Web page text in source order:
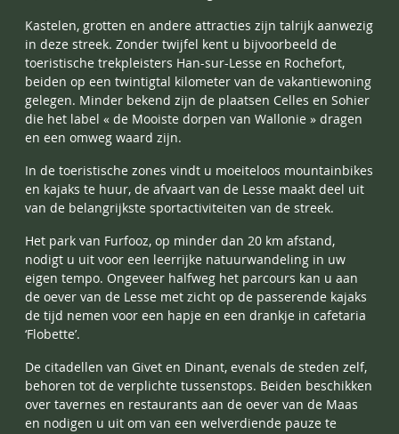
Kastelen, grotten en andere attracties zijn talrijk aanwezig
in deze streek. Zonder twijfel kent u bijvoorbeeld de
toeristische trekpleisters Han-sur-Lesse en Rochefort,
beiden op een twintigtal kilometer van de vakantiewoning
gelegen. Minder bekend zijn de plaatsen Celles en Sohier
die het label « de Mooiste dorpen van Wallonie » dragen
en een omweg waard zijn.
In de toeristische zones vindt u moeiteloos mountainbikes
en kajaks te huur, de afvaart van de Lesse maakt deel uit
van de belangrijkste sportactiviteiten van de streek.
Het park van Furfooz, op minder dan 20 km afstand,
nodigt u uit voor een leerrijke natuurwandeling in uw
eigen tempo. Ongeveer halfweg het parcours kan u aan
de oever van de Lesse met zicht op de passerende kajaks
de tijd nemen voor een hapje en een drankje in cafetaria
‘Flobette’.
De citadellen van Givet en Dinant, evenals de steden zelf,
behoren tot de verplichte tussenstops. Beiden beschikken
over tavernes en restaurants aan de oever van de Maas
en nodigen u uit om van een welverdiende pauze te